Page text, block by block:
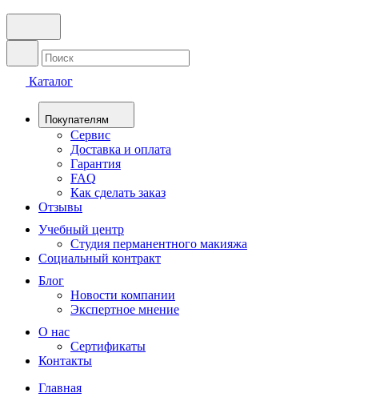
Каталог
Покупателям
Сервис
Доставка и оплата
Гарантия
FAQ
Как сделать заказ
Отзывы
Учебный центр
Студия перманентного макияжа
Социальный контракт
Блог
Новости компании
Экспертное мнение
О нас
Сертификаты
Контакты
Главная